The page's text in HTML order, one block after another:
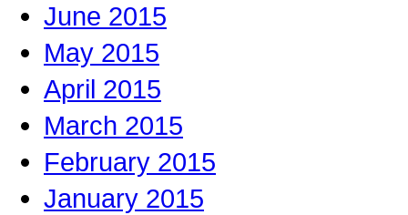
June 2015
May 2015
April 2015
March 2015
February 2015
January 2015